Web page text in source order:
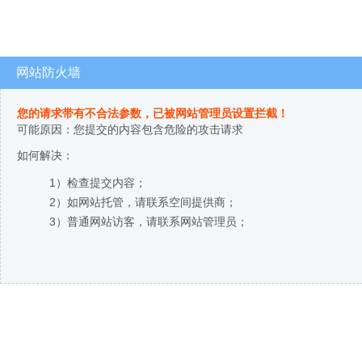
网站防火墙
您的请求带有不合法参数，已被网站管理员设置拦截！
可能原因：您提交的内容包含危险的攻击请求
如何解决：
1）检查提交内容；
2）如网站托管，请联系空间提供商；
3）普通网站访客，请联系网站管理员；